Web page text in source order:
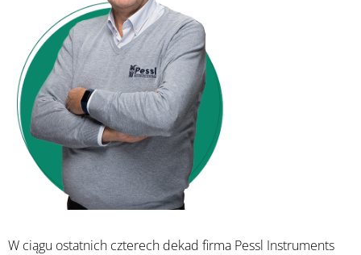
W ciągu ostatnich czterech dekad firma Pessl Instruments